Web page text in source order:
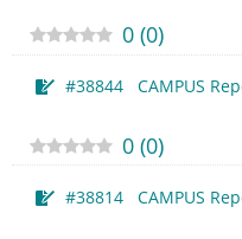
0 (0)
#38844 CAMPUS
0 (0)
#38814 CAMPUS